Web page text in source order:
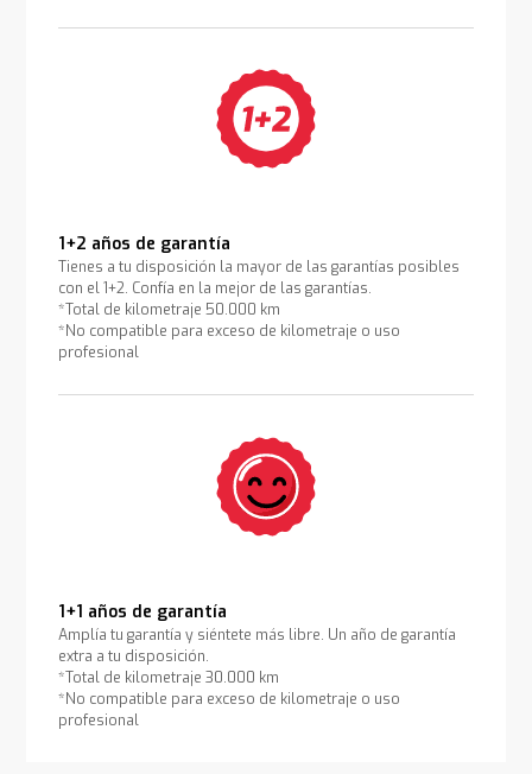
1+2 años de garantía
Tienes a tu disposición la mayor de las garantías posibles
con el 1+2. Confía en la mejor de las garantías.
*Total de kilometraje 50.000 km
*No compatible para exceso de kilometraje o uso
profesional
1+1 años de garantía
Amplía tu garantía y siéntete más libre. Un año de garantía
extra a tu disposición.
*Total de kilometraje 30.000 km
*No compatible para exceso de kilometraje o uso
profesional